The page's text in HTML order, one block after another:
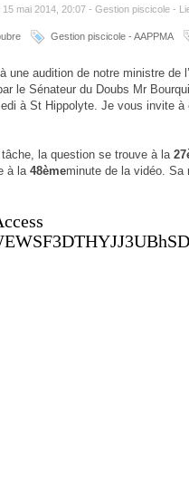
mai 2014, 20:07 - Gestion piscicole -
Gestion piscicole - AAPPMA
une audition de notre ministre de
le Sénateur du Doubs Mr
à St Hippolyte. Je vous invite
la question se trouve à la
à la 48èmeminute de la vidéo. Sa